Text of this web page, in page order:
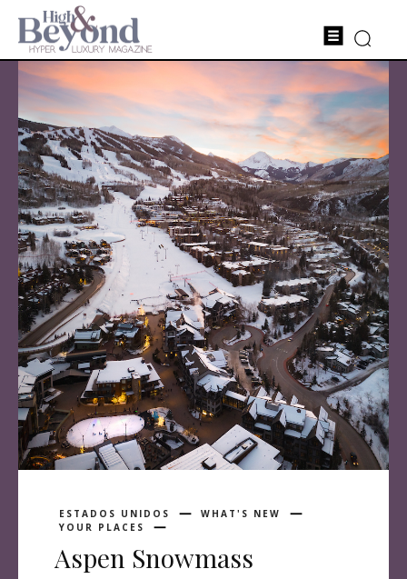
ESTADOS UNIDOS
WHAT'S NEW
YOUR PLACES
Aspen Snowmass